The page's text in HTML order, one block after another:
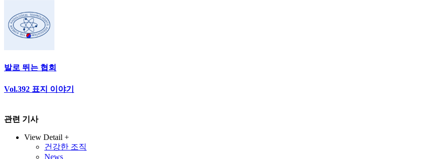
발로 뛰는 협회
Vol.392 표지 이야기
관련 기사
View Detail +
건강한 조직
News